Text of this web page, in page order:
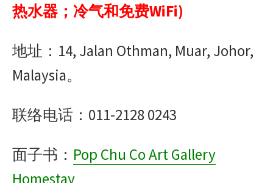
热水器；冷气和免费WiFi)
地址：14, Jalan Othman, Muar, Johor,
Malaysia。
联络电话：011-2128 0243
面子书： Pop Chu Co Art Gallery
Homestay